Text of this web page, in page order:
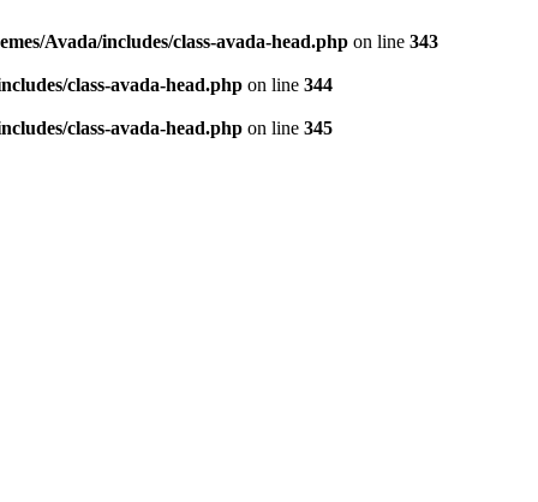
Avada/includes/class-avada-head.php on line 343
class-avada-head.php on line 344
class-avada-head.php on line 345